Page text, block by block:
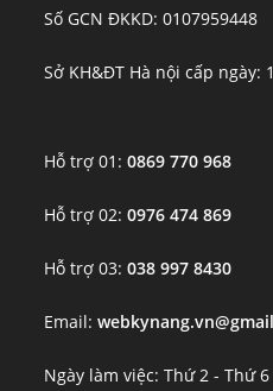
Số GCN ĐKKD: 0107959448
Sở KH&ĐT Hà nội cấp ngày:
Hỗ trợ 01:0869 770 968
Hỗ trợ 02:0976 474 869
Hỗ trợ 03:038 997 8430
Email:
Ngày làm việc: Thứ 2 - Thứ 6